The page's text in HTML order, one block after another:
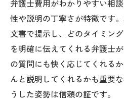
弁護士費用がわかりやすい相
性や説明の丁寧さが特徴です
文書で提示し、どのタイミン
を明確に伝えてくれる弁護士
の質問にも快く応じてくれる
んと説明してくれるかも重要
うした姿勢は信頼の証です。